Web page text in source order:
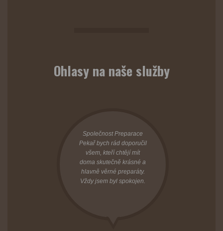
Ohlasy na naše služby
Společnost Preparace
Pekař bych rád doporučil
všem, kteří chtějí mít
doma skutečně krásné a
hlavně věrné preparáty.
Vždy jsem byl spokojen.